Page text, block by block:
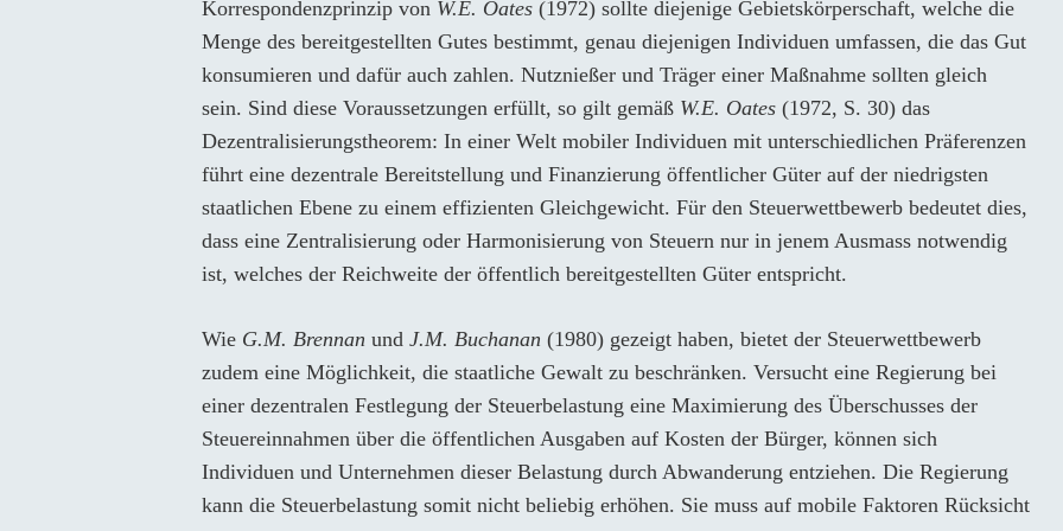
Korrespondenzprinzip von W.E. Oates (1972) sollte diejenige Gebietskörperschaft, welche die
Menge des bereitgestellten Gutes bestimmt, genau diejenigen Individuen umfassen, die das Gut
konsumieren und dafür auch zahlen. Nutznießer und Träger einer Maßnahme sollten gleich
sein. Sind diese Voraussetzungen erfüllt, so gilt gemäß W.E. Oates (1972, S. 30) das
Dezentralisierungstheorem: In einer Welt mobiler Individuen mit unterschiedlichen Präferenzen
führt eine dezentrale Bereitstellung und Finanzierung öffentlicher Güter auf der niedrigsten
staatlichen Ebene zu einem effizienten Gleichgewicht. Für den Steuerwettbewerb bedeutet dies,
dass eine Zentralisierung oder Harmonisierung von Steuern nur in jenem Ausmass notwendig
ist, welches der Reichweite der öffentlich bereitgestellten Güter entspricht.
Wie G.M. Brennan und J.M. Buchanan (1980) gezeigt haben, bietet der Steuerwettbewerb
zudem eine Möglichkeit, die staatliche Gewalt zu beschränken. Versucht eine Regierung bei
einer dezentralen Festlegung der Steuerbelastung eine Maximierung des Überschusses der
Steuereinnahmen über die öffentlichen Ausgaben auf Kosten der Bürger, können sich
Individuen und Unternehmen dieser Belastung durch Abwanderung entziehen. Die Regierung
kann die Steuerbelastung somit nicht beliebig erhöhen. Sie muss auf mobile Faktoren Rücksicht